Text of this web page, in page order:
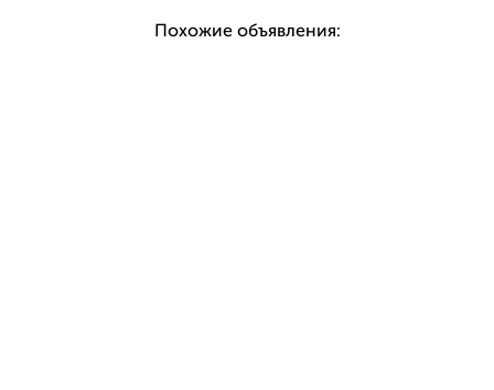
Похожие объявления: